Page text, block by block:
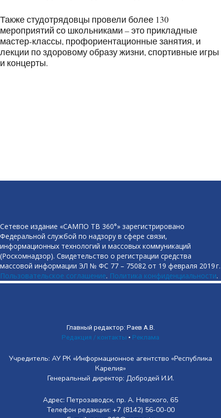
Также студотрядовцы провели более 130
мероприятий со школьниками – это прикладные
мастер-классы, профориентационные занятия, и
лекции по здоровому образу жизни, спортивные игры
и концерты.
Сетевое издание «САМПО ТВ 360°» зарегистрировано
Федеральной службой по надзору в сфере связи,
информационных технологий и массовых коммуникаций
(Роскомнадзор). Свидетельство о регистрации средства
массовой информации ЭЛ № ФС 77 – 75082 от 19 февраля 2019 г.
Пользовательское соглашение. Политика конфиденциальности.
Главный редактор: Раев А.В.
Редакция / контакты • Реклама
Учредитель: АУ РК «Информационное агентство «Республика
Карелия»
Генеральный директор: Добродей И.И.
Адрес: Петрозаводск, пр. А. Невского, 65
Телефон редакции: +7 (8142) 56-00-00